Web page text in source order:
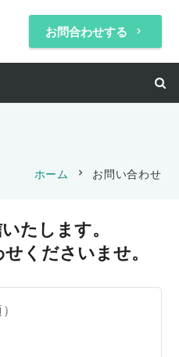
お問合わせする keyboard_arrow_right
ホーム chevron_right お問い合わせ
たします。
くださいませ。